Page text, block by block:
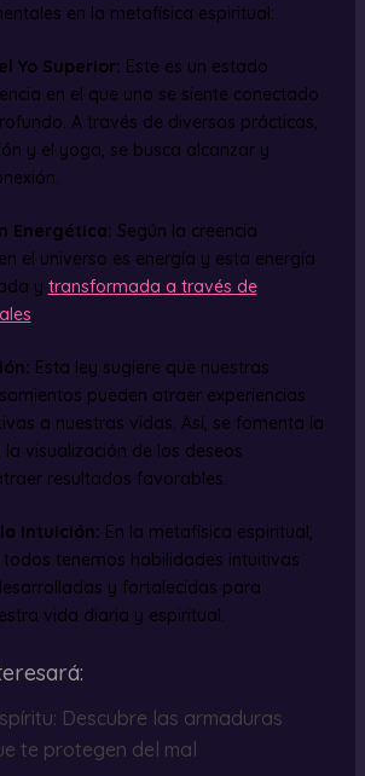
en la metafísica espiritual:
Yo Superior: Este es un estado
en el que uno se siente conectado
A través de diversas prácticas,
y el yoga, se busca alcanzar y
Energética: Según la creencia
el universo es energía y esta energía
y transformada a través de
.
Esta ley sugiere que nuestras
pueden atraer experiencias
a nuestras vidas. Así, se fomenta la
visualización de los deseos
resultados favorables.
Intuición: En la metafísica espiritual,
todos tenemos habilidades intuitivas
y fortalecidas para
vida diaria y espiritual.
Descubre las armaduras
te protegen del mal